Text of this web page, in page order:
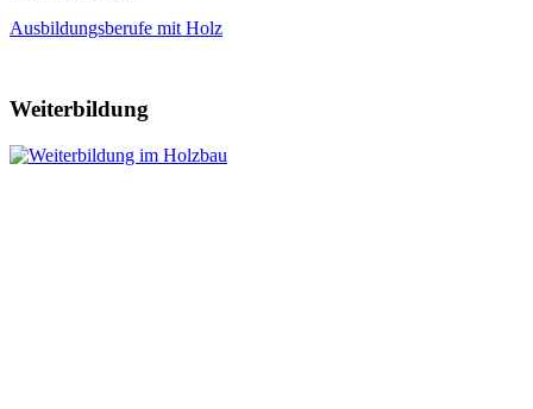
Ausbildungsberufe mit Holz
Weiterbildung